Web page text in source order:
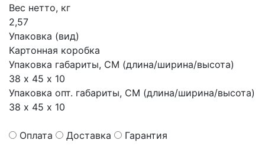
Вес нетто, кг
2,57
Упаковка (вид)
Картонная коробка
Упаковка габариты, СМ (длина/ширина/высота)
38 х 45 х 10
Упаковка опт. габариты, СМ (длина/ширина/высота)
38 х 45 х 10
Оплата Доставка Гарантия